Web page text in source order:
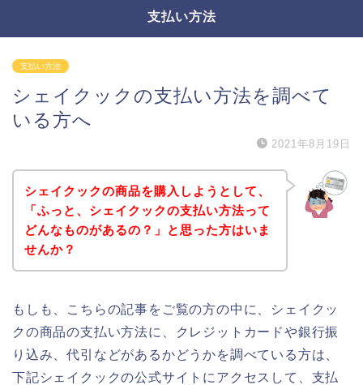
支払い方法
支払い方法
シェイクックの支払い方法を調べて
いる方へ
2021年8月19日
シェイクックの商品を購入しようとして、
「ふっと、シェイクックの支払い方法って
どんなものがあるの？」と思った方はいま
せんか？
もしも、こちらの記事をご覧の方の中に、シェイクッ
クの商品の支払い方法に、クレジットカードや銀行振
り込み、代引などがあるかどうかを調べている方は、
下記シェイクックの公式サイトにアクセスして、支払